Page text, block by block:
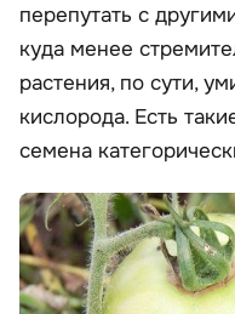
перепутать с
куда менее
растения, по сути,
кислорода. Есть
семена